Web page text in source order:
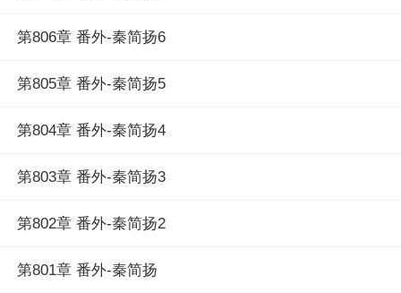
第806章 番外-秦简扬6
第805章 番外-秦简扬5
第804章 番外-秦简扬4
第803章 番外-秦简扬3
第802章 番外-秦简扬2
第801章 番外-秦简扬